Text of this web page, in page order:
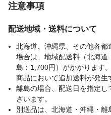
注意事項
配送地域・送料について
北海道、沖縄県、その他各都
場合は、地域配送料（北海
島：1,700円）がかかります
商品において追加送料が発生
離島の場合、配送日を指定
ざいます。
別送品は、北海道・沖縄・離